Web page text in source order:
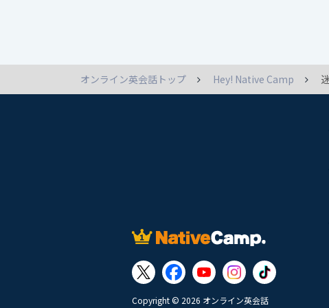
オンライン英会話トップ Hey! Native Camp
Copyright © 2026 オンライン英会話